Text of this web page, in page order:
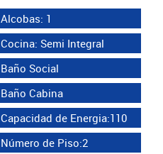
Alcobas: 1
Cocina: Semi Integral
Baño Social
Baño Cabina
Capacidad de Energia:110
Número de Piso:2